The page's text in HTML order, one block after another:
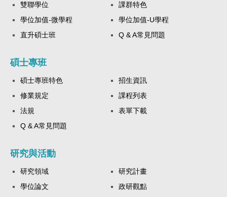
雙聯學位
課群特色
學位加值-微學程
學位加值-U學程
直升碩士班
Q & A常見問題
碩士專班
碩士專班特色
招生資訊
修業規定
課程列表
法規
表單下載
Q & A常見問題
研究與活動
研究領域
研究計畫
學位論文
政研觀點